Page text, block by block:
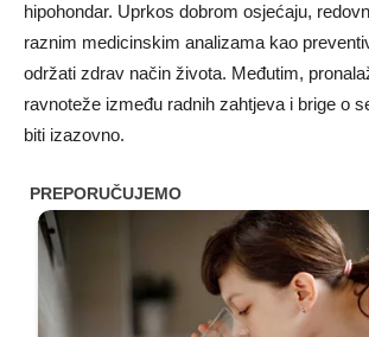
hipohondar. Uprkos dobrom osjećaju,
raznim medicinskim analizama kao
održati zdrav način života. Međutim,
ravnoteže između radnih zahtjeva i brige o
biti izazovno.